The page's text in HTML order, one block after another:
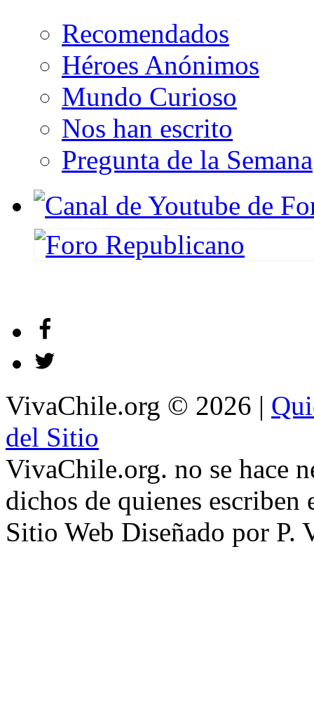
Recomendados
Héroes Anónimos
Mundo Curioso
Nos han escrito
Pregunta de la Semana
VivaChile.org © 2026 |
del Sitio
VivaChile.org. no se hace
dichos de quienes escriben
Sitio Web Diseñado por